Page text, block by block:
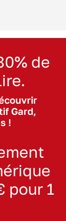
de
Gard,
!
pour 1